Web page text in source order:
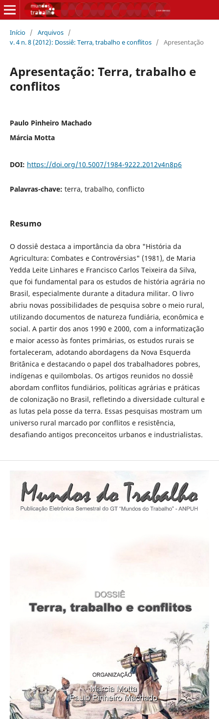
Início / Arquivos /
v. 4 n. 8 (2012): Dossiê: Terra, trabalho e conflitos / Apresentação
Apresentação: Terra, trabalho e
conflitos
Paulo Pinheiro Machado
Márcia Motta
DOI: https://doi.org/10.5007/1984-9222.2012v4n8p6
Palavras-chave: terra, trabalho, conflicto
Resumo
O dossiê destaca a importância da obra "História da
Agricultura: Combates e Controvérsias" (1981), de Maria
Yedda Leite Linhares e Francisco Carlos Teixeira da Silva,
que foi fundamental para os estudos de história agrária no
Brasil, especialmente durante a ditadura militar. O livro
abriu novas possibilidades de pesquisa sobre o meio rural,
utilizando documentos de natureza fundiária, econômica e
social. A partir dos anos 1990 e 2000, com a informatização
e maior acesso às fontes primárias, os estudos rurais se
fortaleceram, adotando abordagens da Nova Esquerda
Britânica e destacando o papel dos trabalhadores pobres,
indígenas e quilombolas. Os artigos reunidos no dossiê
abordam conflitos fundiários, políticas agrárias e práticas
de colonização no Brasil, refletindo a diversidade cultural e
as lutas pela posse da terra. Essas pesquisas mostram um
universo rural marcado por conflitos e resistência,
desafiando antigos preconceitos urbanos e industrialistas.